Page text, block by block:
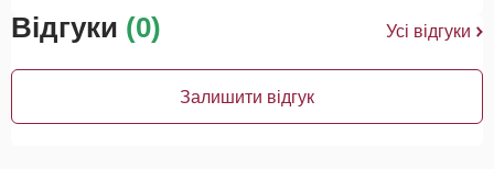
Відгуки (0) Усі відгуки
Залишити відгук